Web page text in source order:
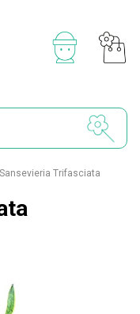
Sansevieria Trifasciata